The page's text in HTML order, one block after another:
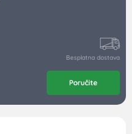
Besplatna dostava
Poručite